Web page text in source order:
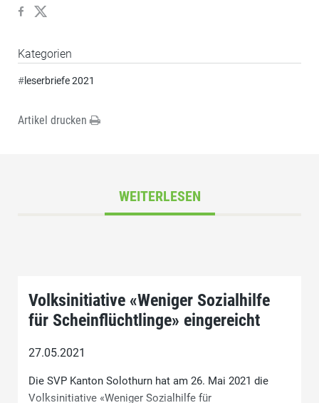
Kategorien
#leserbriefe 2021
Artikel drucken
WEITERLESEN
Volksinitiative «Weniger Sozialhilfe
für Scheinflüchtlinge» eingereicht
27.05.2021
Die SVP Kanton Solothurn hat am 26. Mai 2021 die
Volksinitiative «Weniger Sozialhilfe für